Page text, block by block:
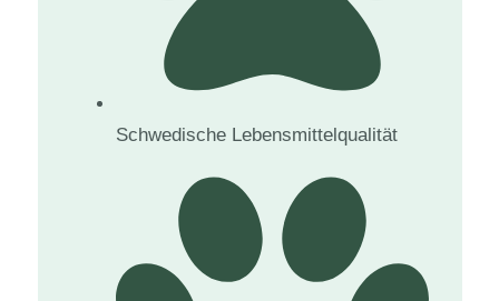
Schwedische Lebensmittelqualität